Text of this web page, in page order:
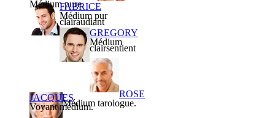
Médium pure.
FABRICE
Médium pur
clairaudiant
GREGORY
Médium
clairsentient
JACQUES
Voyant médium.
ROSE
Médium tarologue.